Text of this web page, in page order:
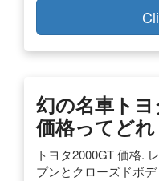
幻の名車ト
価格ってどれ
トヨタ2000GT 価格.
プンとクローズドボ